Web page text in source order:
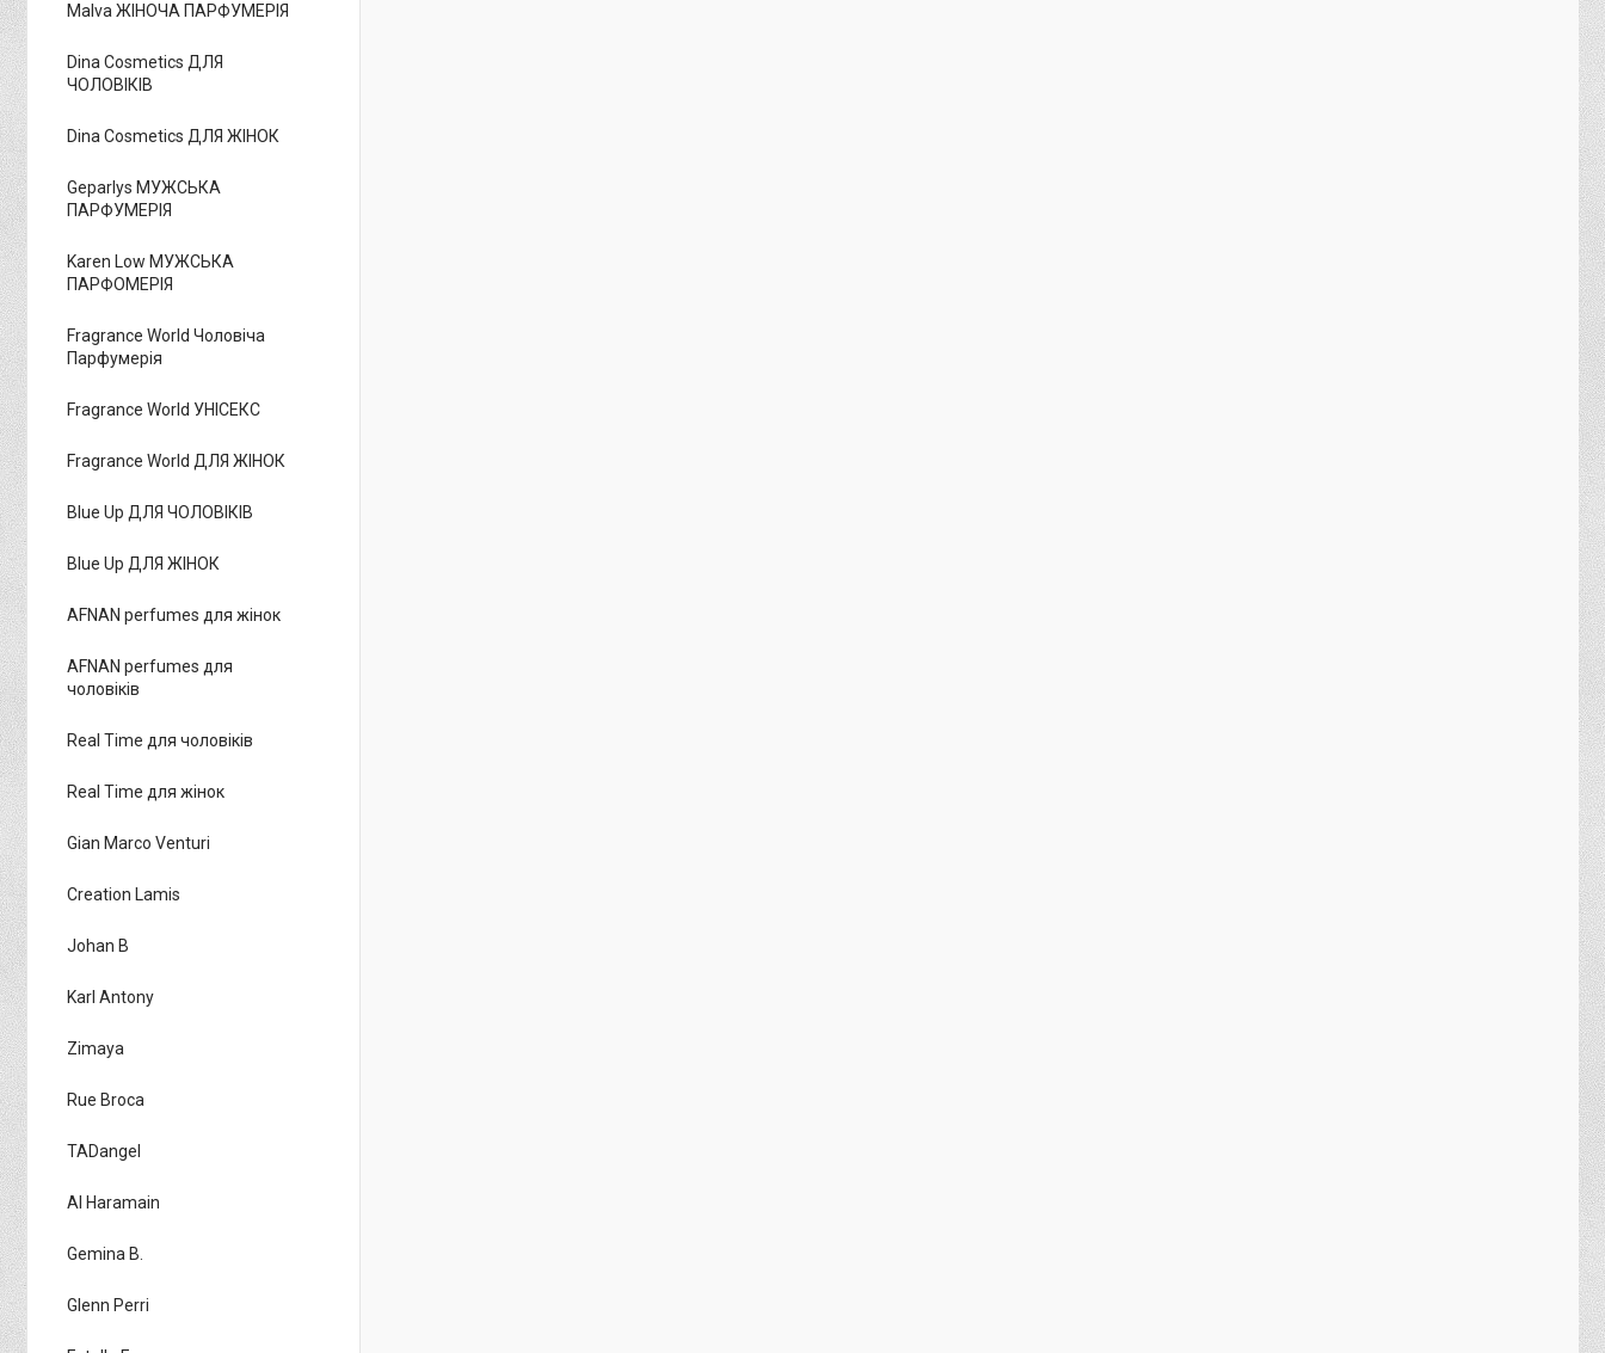
Malva ЖІНОЧА ПАРФУМЕРІЯ
Dina Cosmetics ДЛЯ
ЧОЛОВІКІВ
Dina Cosmetics ДЛЯ ЖІНОК
Geparlys МУЖСЬКА
ПАРФУМЕРІЯ
Karen Low МУЖСЬКА
ПАРФОМЕРІЯ
Fragrance World Чоловіча
Парфумерія
Fragrance World УНІСЕКС
Fragrance World ДЛЯ ЖІНОК
Blue Up ДЛЯ ЧОЛОВІКІВ
Blue Up ДЛЯ ЖІНОК
AFNAN perfumes для жінок
AFNAN perfumes для
чоловіків
Real Time для чоловіків
Real Time для жінок
Gian Marco Venturi
Creation Lamis
Johan B
Karl Antony
Zimaya
Rue Broca
TADangel
Al Haramain
Gemina B.
Glenn Perri